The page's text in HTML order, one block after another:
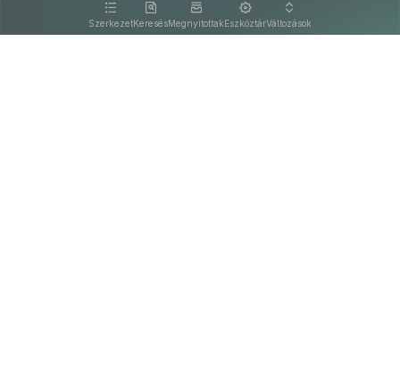
SzerkezetKeresésMegnyitottakEszköztárVáltozások
kattintva olvashat.